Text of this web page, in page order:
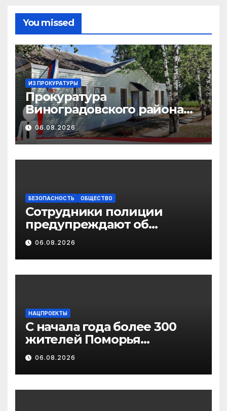
You missed
ИЗ ПРОКУРАТУРЫ
Прокуратура
Виноградовского района
информирует об
изменениях
законодательства в сфере
государственной
работников
06.08.2026
БЕЗОПАСНОСТЬ ОБЩЕСТВО
Сотрудники полиции
предупреждают об
участившихся случаях
мошенничества в
отношении родственников
участников СВО
06.08.2026
НАЦПРОЕКТЫ
С начала года более 300
жителей Поморья
получили выплату на
газификацию
06.08.2026